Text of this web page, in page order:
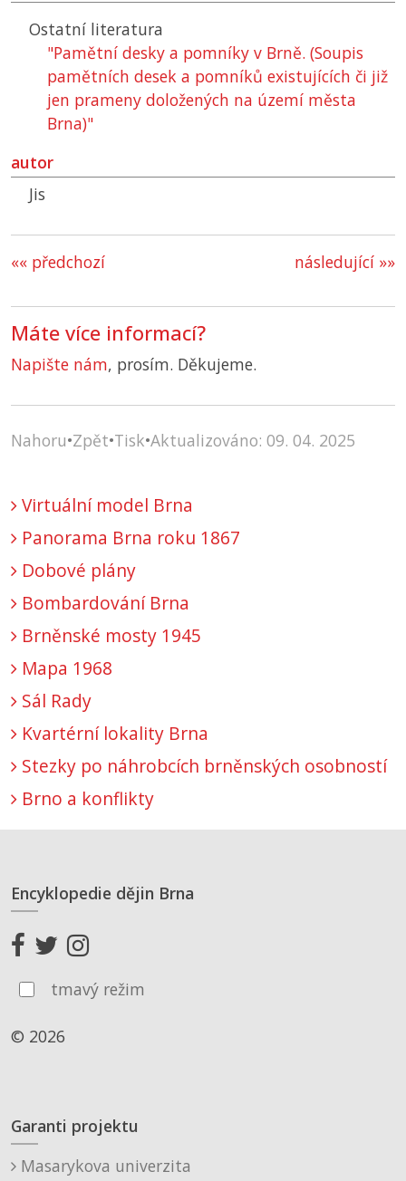
Ostatní literatura
"Pamětní desky a pomníky v Brně. (Soupis
pamětních desek a pomníků existujících či již
jen prameny doložených na území města
Brna)"
autor
Jis
«« předchozí následující »»
Máte více informací?
Napište nám, prosím. Děkujeme.
Nahoru•Zpět•Tisk•Aktualizováno: 09. 04. 2025
Virtuální model Brna
Panorama Brna roku 1867
Dobové plány
Bombardování Brna
Brněnské mosty 1945
Mapa 1968
Sál Rady
Kvartérní lokality Brna
Stezky po náhrobcích brněnských osobností
Brno a konflikty
Encyklopedie dějin Brna
tmavý režim
© 2026
Garanti projektu
Masarykova univerzita